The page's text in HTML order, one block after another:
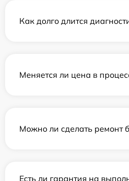
Как долго длится
Меняется ли цена в
Можно ли сделать ремонт
Есть ли гарантия на